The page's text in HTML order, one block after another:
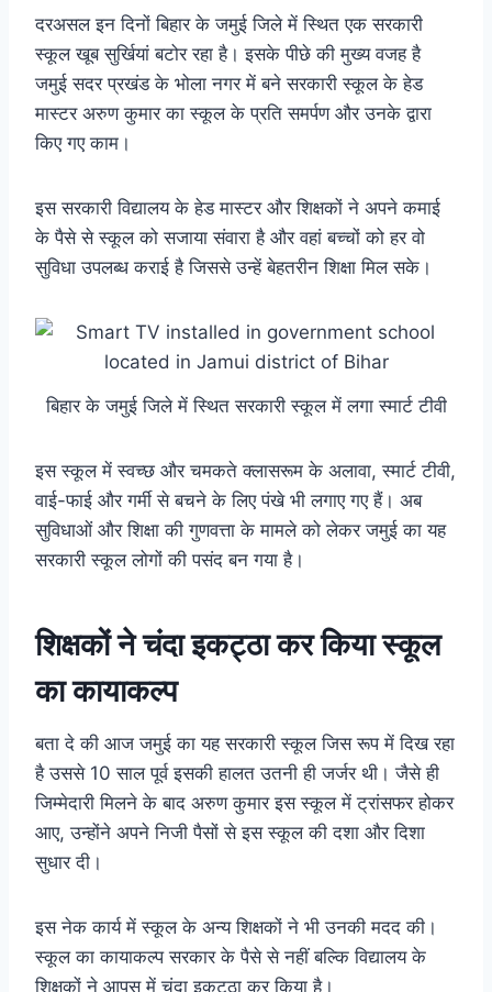
दरअसल इन दिनों बिहार के जमुई जिले में स्थित एक सरकारी
स्कूल खूब सुर्खियां बटोर रहा है। इसके पीछे की मुख्य वजह है
जमुई सदर प्रखंड के भोला नगर में बने सरकारी स्कूल के हेड
मास्टर अरुण कुमार का स्कूल के प्रति समर्पण और उनके द्वारा
किए गए काम।
इस सरकारी विद्यालय के हेड मास्टर और शिक्षकों ने अपने कमाई
के पैसे से स्कूल को सजाया संवारा है और वहां बच्चों को हर वो
सुविधा उपलब्ध कराई है जिससे उन्हें बेहतरीन शिक्षा मिल सके।
बिहार के जमुई जिले में स्थित सरकारी स्कूल में लगा स्मार्ट टीवी
इस स्कूल में स्वच्छ और चमकते क्लासरूम के अलावा, स्मार्ट टीवी,
वाई-फाई और गर्मी से बचने के लिए पंखे भी लगाए गए हैं। अब
सुविधाओं और शिक्षा की गुणवत्ता के मामले को लेकर जमुई का यह
सरकारी स्कूल लोगों की पसंद बन गया है।
शिक्षकों ने चंदा इकट्ठा कर किया स्कूल
का कायाकल्प
बता दे की आज जमुई का यह सरकारी स्कूल जिस रूप में दिख रहा
है उससे 10 साल पूर्व इसकी हालत उतनी ही जर्जर थी। जैसे ही
जिम्मेदारी मिलने के बाद अरुण कुमार इस स्कूल में ट्रांसफर होकर
आए, उन्होंने अपने निजी पैसों से इस स्कूल की दशा और दिशा
सुधार दी।
इस नेक कार्य में स्कूल के अन्य शिक्षकों ने भी उनकी मदद की।
स्कूल का कायाकल्प सरकार के पैसे से नहीं बल्कि विद्यालय के
शिक्षकों ने आपस में चंदा इकट्ठा कर किया है।